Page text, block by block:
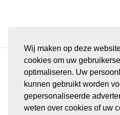
Wij maken op deze
cookies om uw
optimaliseren. Uw
kunnen gebruikt worden
gepersonaliseerde
weten over cookies of uw
BETAAL VEILIG &